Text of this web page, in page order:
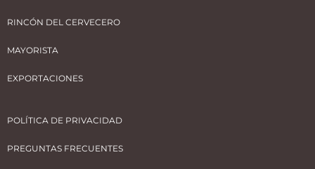
RINCÓN DEL CERVECERO
MAYORISTA
EXPORTACIONES
POLÍTICA DE PRIVACIDAD
PREGUNTAS FRECUENTES